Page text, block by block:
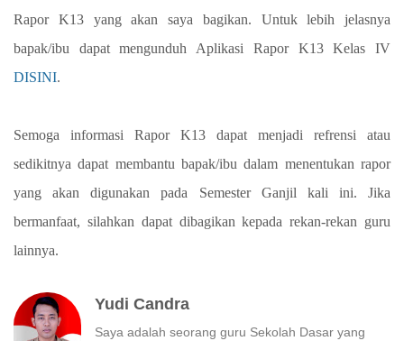
Rapor K13 yang akan saya bagikan. Untuk lebih jelasnya
bapak/ibu dapat mengunduh Aplikasi Rapor K13 Kelas IV
DISINI.
Semoga informasi Rapor K13 dapat menjadi refrensi atau
sedikitnya dapat membantu bapak/ibu dalam menentukan rapor
yang akan digunakan pada Semester Ganjil kali ini. Jika
bermanfaat, silahkan dapat dibagikan kepada rekan-rekan guru
lainnya.
Yudi Candra
Saya adalah seorang guru Sekolah Dasar yang